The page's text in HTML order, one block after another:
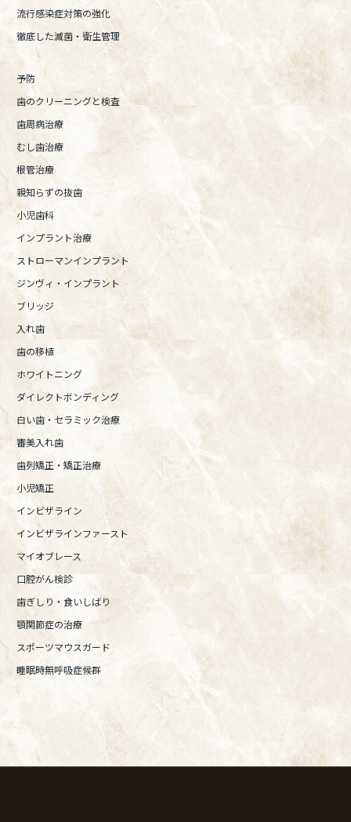
流行感染症対策の強化
徹底した滅菌・衛生管理
予防
歯のクリーニングと検査
歯周病治療
むし歯治療
根管治療
親知らずの抜歯
小児歯科
インプラント治療
ストローマンインプラント
ジンヴィ・インプラント
ブリッジ
入れ歯
歯の移植
ホワイトニング
ダイレクトボンディング
白い歯・セラミック治療
審美入れ歯
歯列矯正・矯正治療
小児矯正
インビザライン
インビザラインファースト
マイオブレース
口腔がん検診
歯ぎしり・食いしばり
顎関節症の治療
スポーツマウスガード
睡眠時無呼吸症候群